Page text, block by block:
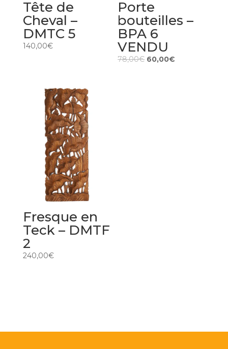
Tête de
Cheval –
DMTC 5
140,00€
Porte
bouteilles –
BPA 6
VENDU
78,00€ 60,00€
Fresque en
Teck – DMTF
2
240,00€